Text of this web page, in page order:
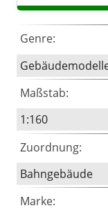
LEGO® ART
Genre:
Maßstab:
1:160
Zuordnung:
Bahngebäude
Marke: